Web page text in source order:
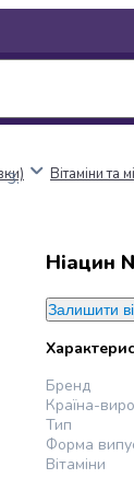
Вітаміни та
Ніацин
Залишити
Бренд
Країна-
Тип
Форма
Вітаміни